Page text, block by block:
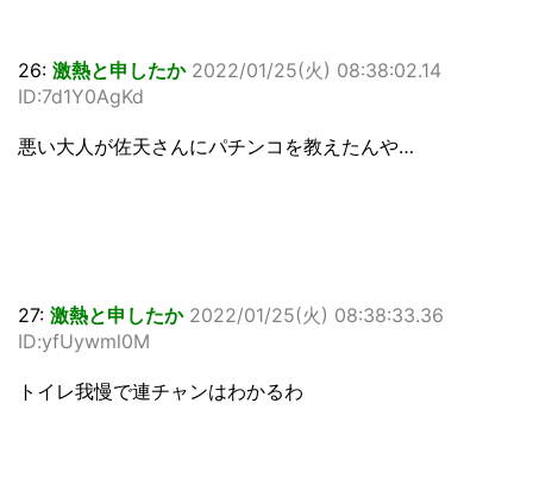
26: 激熱と申したか 2022/01/25(火) 08:38:02.14
ID:7d1Y0AgKd
悪い大人が佐天さんにパチンコを教えたんや…
27: 激熱と申したか 2022/01/25(火) 08:38:33.36
ID:yfUywml0M
トイレ我慢で連チャンはわかるわ